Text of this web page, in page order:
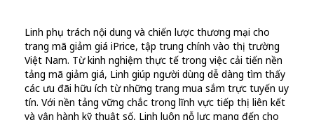
Linh phụ trách nội dung và chiến lược thương mại cho
trang mã giảm giá iPrice, tập trung chính vào thị trường
Việt Nam. Từ kinh nghiệm thực tế trong việc cải tiến nền
tảng mã giảm giá, Linh giúp người dùng dễ dàng tìm thấy
các ưu đãi hữu ích từ những trang mua sắm trực tuyến uy
tín. Với nền tảng vững chắc trong lĩnh vực tiếp thị liên kết
và vận hành kỹ thuật số, Linh luôn nỗ lực mang đến cho